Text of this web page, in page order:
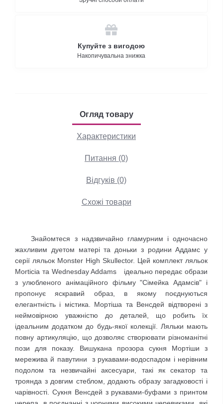
Купуйте з вигодою
Накопичувальна знижка
Огляд товару
Характеристики
Питання (0)
Відгуків (0)
Схожі товари
Знайомтеся з надзвичайно гламурним і одночасно
жахливим дуетом матері та доньки з родини Аддамс у
серії ляльок Monster High Skullector. Цей комплект ляльок
Morticia та Wednesday Addams ідеально передає образи
з улюбленого анімаційного фільму "Сімейка Адамсів" і
пропонує яскравий образ, в якому поєднуються
елегантність і містика. Мортіша та Венсдей відтворені з
неймовірною уважністю до деталей, що робить їх
ідеальним додатком до будь-якої колекції. Ляльки мають
повну артикуляцію, що дозволяє створювати різноманітні
пози для показу. Вишукана прозора сукня Мортіши з
мережива й павутини з рукавами-водоспадом і нерівним
подолом та незвичайні аксесуари, такі як секатор та
троянда з довгим стеблом, додають образу загадковості і
чарівності. Сукня Венсдей з рукавами-буфами з принтом